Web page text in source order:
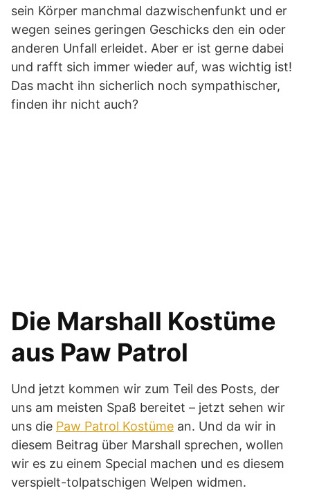
sein Körper manchmal dazwischenfunkt und er
wegen seines geringen Geschicks den ein oder
anderen Unfall erleidet. Aber er ist gerne dabei
und rafft sich immer wieder auf, was wichtig ist!
Das macht ihn sicherlich noch sympathischer,
finden ihr nicht auch?
Die Marshall Kostüme
aus Paw Patrol
Und jetzt kommen wir zum Teil des Posts, der
uns am meisten Spaß bereitet – jetzt sehen wir
uns die Paw Patrol Kostüme an. Und da wir in
diesem Beitrag über Marshall sprechen, wollen
wir es zu einem Special machen und es diesem
verspielt-tolpatschigen Welpen widmen.